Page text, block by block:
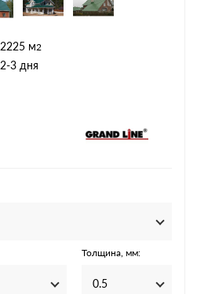
2225 м2
2-3 дня
Толщина, мм:
0.5